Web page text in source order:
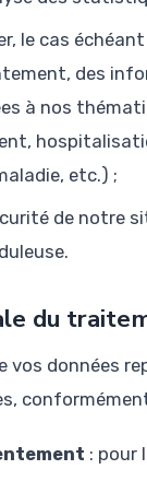
le cas
des
à nos
etc.) ;
de notre
du
vos données
conformément
: pour